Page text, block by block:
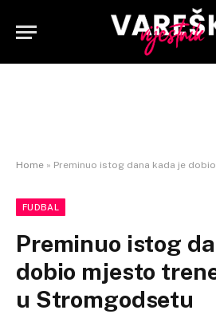
Home » Preminuo istog dana kada je dobio
FUDBAL
Preminuo istog
dobio mjesto
u Stromgodsetu